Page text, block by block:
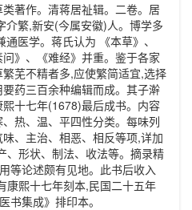
类著作。清蒋居祉辑。二卷。居
介繁,新安(今属安徽)人。博学多
通医学。蒋氏认为 《本草》、
问》、《难经》并重。鉴于各家
繁芜不精者多,应使繁简适宜,选择
要药三百余种编辑而成。其子澣
熙十七年(1678)最后成书。内容
、热、温、平四性分类。每味列
味、主治、相恶、相反等项,详加
、形状、制法、收法等。摘录精
等论述颇有见地。此书后收入
康熙十七年刻本,民国二十五年
书集成》排印本。